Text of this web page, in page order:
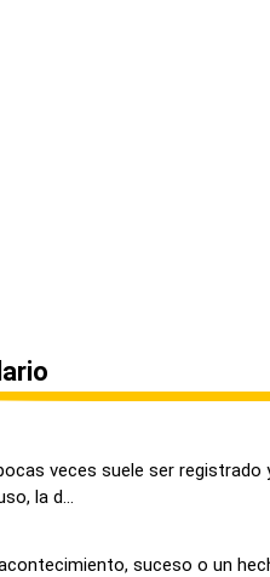
veces suele ser registrado
la d...
suceso o un